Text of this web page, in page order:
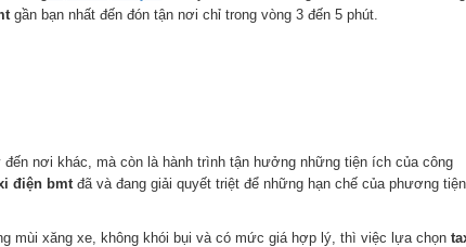
gần bạn nhất đến đón tận nơi chỉ trong vòng 3 đến 5 phút.
nơi khác, mà còn là hành trình tận hưởng những tiện ích của công
điện bmtđã và đang giải quyết triệt để những hạn chế của phương tiện
mùi xăng xe, không khói bụi và có mức giá hợp lý, thì việc lựa chọn